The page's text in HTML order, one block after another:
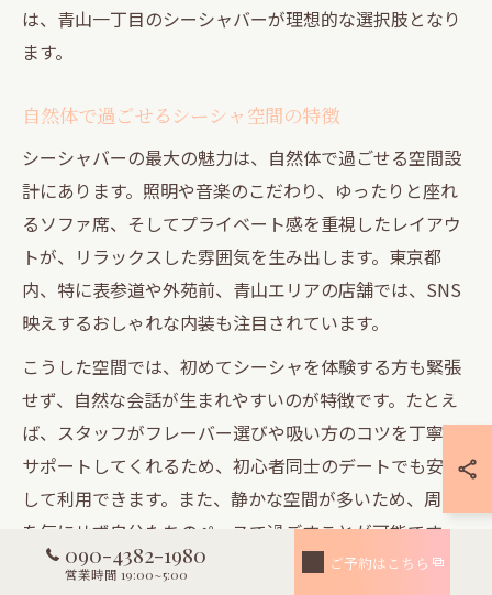
は、青山一丁目のシーシャバーが理想的な選択肢となり
ます。
自然体で過ごせるシーシャ空間の特徴
シーシャバーの最大の魅力は、自然体で過ごせる空間設
計にあります。照明や音楽のこだわり、ゆったりと座れ
るソファ席、そしてプライベート感を重視したレイアウ
トが、リラックスした雰囲気を生み出します。東京都
内、特に表参道や外苑前、青山エリアの店舗では、SNS
映えするおしゃれな内装も注目されています。
こうした空間では、初めてシーシャを体験する方も緊張
せず、自然な会話が生まれやすいのが特徴です。たとえ
ば、スタッフがフレーバー選びや吸い方のコツを丁寧に
サポートしてくれるため、初心者同士のデートでも安心
して利用できます。また、静かな空間が多いため、周囲
を気にせず自分たちのペースで過ごすことが可能です。
気をつけるべき点として、シーシャは20歳未満の利用が
090-4382-1980
営業時間 19:00~5:00
ご予約はこちら